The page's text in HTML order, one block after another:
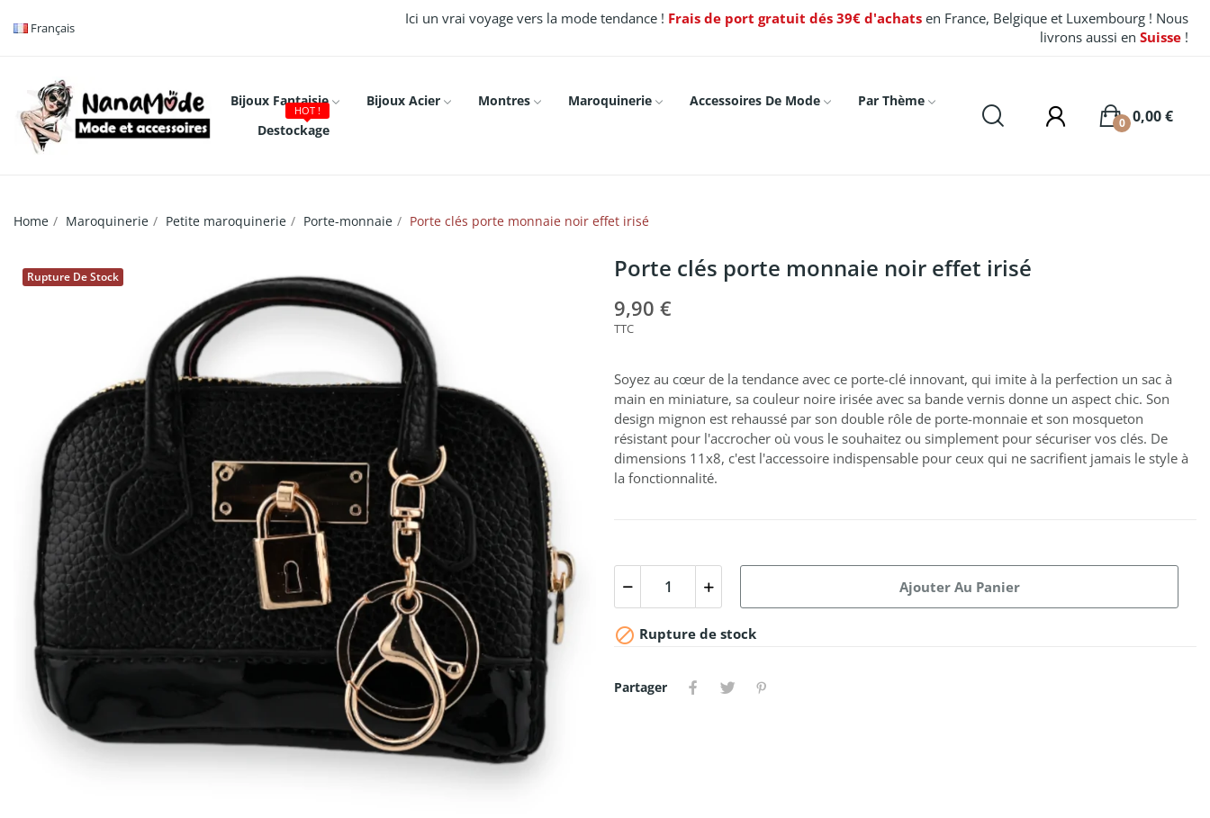
Français
Ici un vrai voyage vers la mode tendance ! Frais de port gratuit dés 39€ d'achats en France, Belgique et Luxembourg ! Nous
livrons aussi enSuisse !
Bijoux Fantaisie Bijoux Acier Montres Maroquinerie Accessoires De Mode
Par Thème
Destockage
HOT ! 0,00 €
0
Home Maroquinerie Petite maroquinerie Porte-monnaie Porte clés porte monnaie noir effet irisé
Rupture De Stock Porte clés porte monnaie noir effet irisé
9,90 €
TTC
Soyez au cœur de la tendance avec ce porte-clé innovant, qui imite à la perfection un sac à
main en miniature, sa couleur noire irisée avec sa bande vernis donne un aspect chic. Son
design mignon est rehaussé par son double rôle de porte-monnaie et son mosqueton
résistant pour l'accrocher où vous le souhaitez ou simplement pour sécuriser vos clés. De
dimensions 11x8, c'est l'accessoire indispensable pour ceux qui ne sacrifient jamais le style à
la fonctionnalité.
Ajouter Au Panier
 Rupture de stock
Partager